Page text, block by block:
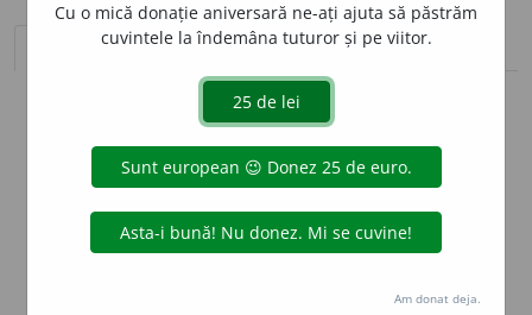
sinteza definițiilor (1) definiții (15) conjugări
info
Aceste definiții sunt compilate de
echipa dexonline. Definițiile
originale se află pe filadefiniții.
preferințe
Cu o mică donație aniversară ne-ați ajuta să păstrăm
cuvintele la îndemâna tuturor și pe viitor.
Am donat deja.